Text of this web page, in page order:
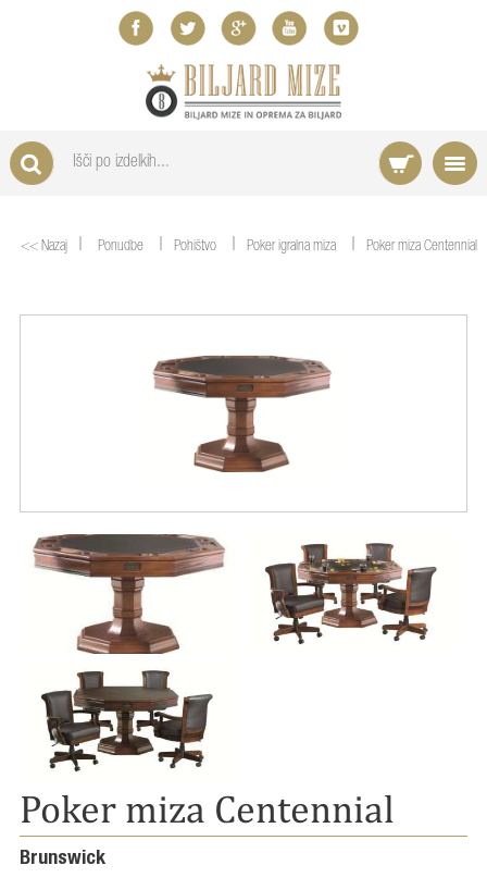
<< Nazaj | Ponudbe | Pohištvo | Poker igralna miza | Poker miza Centennial
Poker miza Centennial
Brunswick